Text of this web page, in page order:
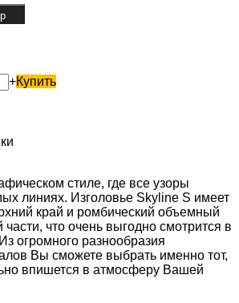
+Купить
стиле, где все узоры
линиях. Изголовье Skyline S имеет
край и ромбический объемный
части, что очень выгодно смотрится в
огромного разнообразия
Вы сможете выбрать именно тот,
впишется в атмосферу Вашей